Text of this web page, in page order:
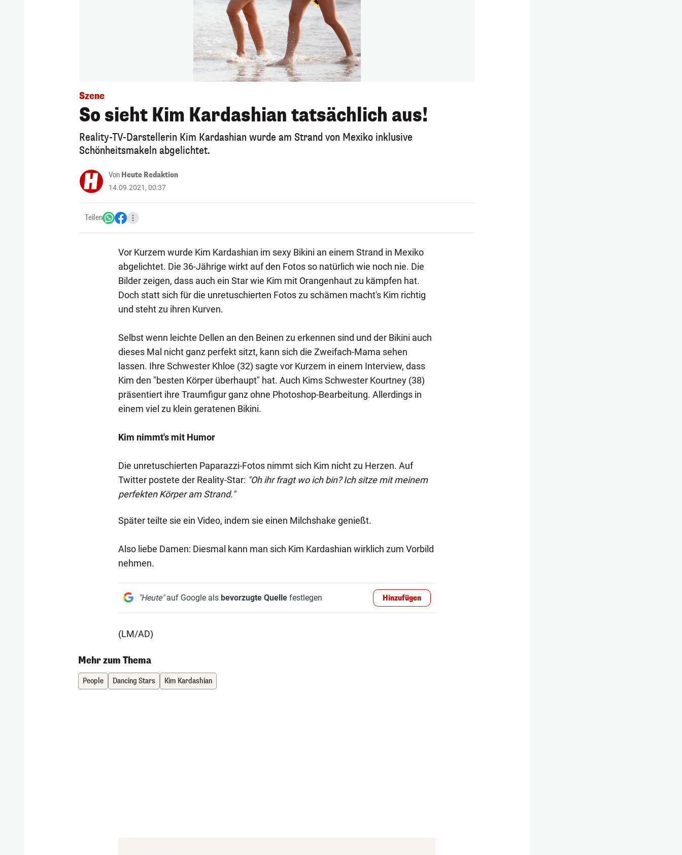
Szene
So sieht Kim Kardashian tatsächlich aus!
Reality-TV-Darstellerin Kim Kardashian wurde am Strand von Mexiko inklusive
Schönheitsmakeln abgelichtet.
Von Heute Redaktion
14.09.2021, 00:37
Teilen
Vor Kurzem wurde Kim Kardashian im sexy Bikini an einem Strand in Mexiko
abgelichtet. Die 36-Jährige wirkt auf den Fotos so natürlich wie noch nie. Die
Bilder zeigen, dass auch ein Star wie Kim mit Orangenhaut zu kämpfen hat.
Doch statt sich für die unretuschierten Fotos zu schämen macht's Kim richtig
und steht zu ihren Kurven.
Selbst wenn leichte Dellen an den Beinen zu erkennen sind und der Bikini auch
dieses Mal nicht ganz perfekt sitzt, kann sich die Zweifach-Mama sehen
lassen. Ihre Schwester Khloe (32) sagte vor Kurzem in einem Interview, dass
Kim den "besten Körper überhaupt" hat. Auch Kims Schwester Kourtney (38)
präsentiert ihre Traumfigur ganz ohne Photoshop-Bearbeitung. Allerdings in
einem viel zu klein geratenen Bikini.
Kim nimmt's mit Humor
Die unretuschierten Paparazzi-Fotos nimmt sich Kim nicht zu Herzen. Auf
Twitter postete der Reality-Star: "Oh ihr fragt wo ich bin? Ich sitze mit meinem
perfekten Körper am Strand."
Später teilte sie ein Video, indem sie einen Milchshake genießt.
Also liebe Damen: Diesmal kann man sich Kim Kardashian wirklich zum Vorbild
nehmen.
"Heute"auf Google als bevorzugte Quellefestlegen Hinzufügen
(LM/AD)
Mehr zum Thema
People Dancing Stars Kim Kardashian